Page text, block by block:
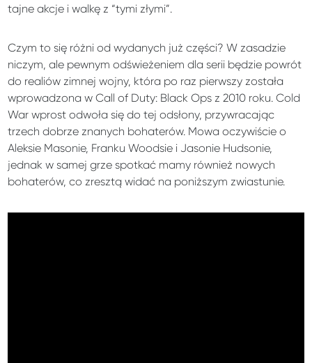
tajne akcje i walkę z “tymi złymi”.
Czym to się różni od wydanych już części? W zasadzie
niczym, ale pewnym odświeżeniem dla serii będzie powrót
do realiów zimnej wojny, która po raz pierwszy została
wprowadzona w Call of Duty: Black Ops z 2010 roku. Cold
War wprost odwoła się do tej odsłony, przywracając
trzech dobrze znanych bohaterów. Mowa oczywiście o
Aleksie Masonie, Franku Woodsie i Jasonie Hudsonie,
jednak w samej grze spotkać mamy również nowych
bohaterów, co zresztą widać na poniższym zwiastunie.